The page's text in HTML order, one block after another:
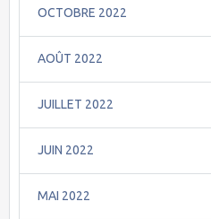
OCTOBRE 2022
AOÛT 2022
JUILLET 2022
JUIN 2022
MAI 2022